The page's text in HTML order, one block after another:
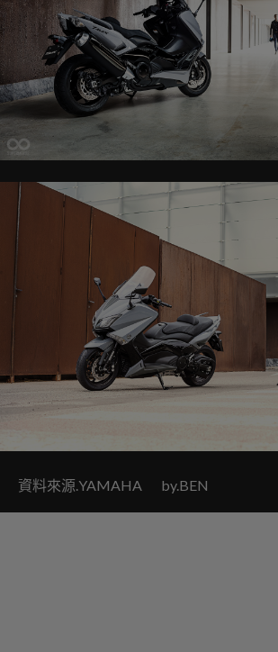
資料來源.YAMAHA by.BEN